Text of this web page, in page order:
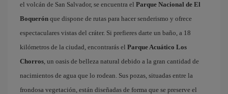
el volcán de San Salvador, se encuentra el Parque Nacional de El
Boquerón que dispone de rutas para hacer senderismo y ofrece
espectaculares vistas del cráter. Si prefieres darte un baño, a 18
kilómetros de la ciudad, encontrarás el Parque Acuático Los
Chorros, un oasis de belleza natural debido a la gran cantidad de
nacimientos de agua que lo rodean. Sus pozas, situadas entre la
frondosa vegetación, están diseñadas de forma que se preserve el